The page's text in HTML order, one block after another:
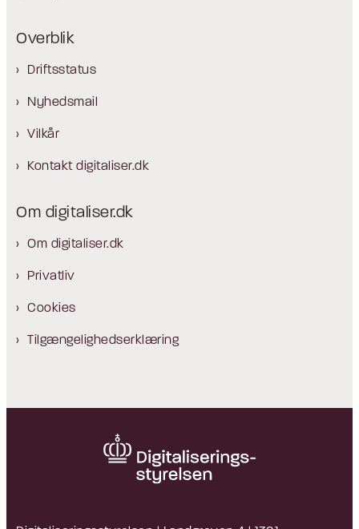
Overblik
Driftsstatus
Nyhedsmail
Vilkår
Kontakt digitaliser.dk
Om digitaliser.dk
Om digitaliser.dk
Privatliv
Cookies
Tilgængelighedserklæring